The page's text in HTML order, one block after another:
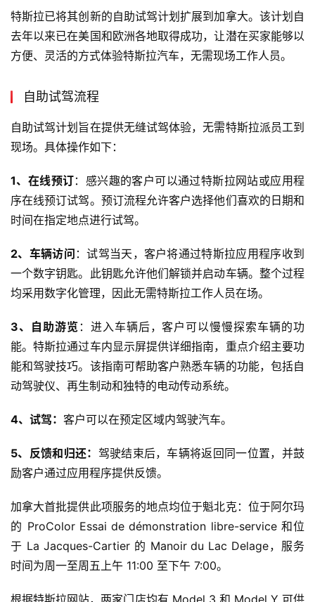
特斯拉已将其创新的自助试驾计划扩展到加拿大。该计划自
去年以来已在美国和欧洲各地取得成功，让潜在买家能够以
方便、灵活的方式体验特斯拉汽车，无需现场工作人员。
自助试驾流程
自助试驾计划旨在提供无缝试驾体验，无需特斯拉派员工到
现场。具体操作如下：
1、在线预订：感兴趣的客户可以通过特斯拉网站或应用程
序在线预订试驾。预订流程允许客户选择他们喜欢的日期和
时间在指定地点进行试驾。
2、车辆访问 ：试驾当天，客户将通过特斯拉应用程序收到
一个数字钥匙。此钥匙允许他们解锁并启动车辆。整个过程
均采用数字化管理，因此无需特斯拉工作人员在场。
3、自助游览 ：进入车辆后，客户可以慢慢探索车辆的功
能。特斯拉通过车内显示屏提供详细指南，重点介绍主要功
能和驾驶技巧。该指南可帮助客户熟悉车辆的功能，包括自
动驾驶仪、再生制动和独特的电动传动系统。
4、试驾： 客户可以在预定区域内驾驶汽车。
5、反馈和归还： 驾驶结束后，车辆将返回同一位置，并鼓
励客户通过应用程序提供反馈。
加拿大首批提供此项服务的地点均位于魁北克：位于阿尔玛
的 ProColor Essai de démonstration libre-service 和位
于 La Jacques-Cartier 的 Manoir du Lac Delage，服务
时间为周一至周五上午 11:00 至下午 7:00。